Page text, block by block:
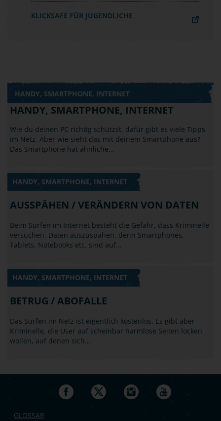
KLICKSAFE FÜR JUGENDLICHE
HANDY, SMARTPHONE, INTERNET
HANDY, SMARTPHONE, INTERNET
Wie du deinen PC richtig schützst, dafür gibt es viele Tipps
im Netz. Aber wie sieht das mit deinem Smartphone aus?
Das Smartphone hat ähnliche…
HANDY, SMARTPHONE, INTERNET
AUSSPÄHEN / VERÄNDERN VON DATEN
Beim Surfen im Internet besteht die Gefahr, dass Kriminelle
versuchen, Daten auszuspähen, denn Smartphones,
Tablets, Notebooks etc. sind auf…
HANDY, SMARTPHONE, INTERNET
BETRUG / ABOFALLE
Das Surfen im Netz ist eigentlich kostenlos. Es gibt aber
Kriminelle, die User auf scheinbar harmlose Seiten locken
wollen, auf denen sich…
GLOSSAR